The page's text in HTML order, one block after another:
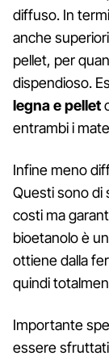
diffuso. In
anche
pellet, per
dispendioso.
legna e pellet
entrambi i
Infine meno
Questi sono di
costi ma
bioetanolo è
ottiene dalla
quindi
Importante
essere